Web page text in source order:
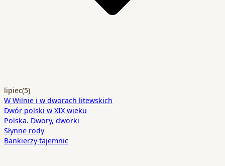
lipiec(5)
W Wilnie i w dworach litewskich
Dwór polski w XIX wieku
Polska. Dwory, dworki
Słynne rody
Bankierzy tajemnic